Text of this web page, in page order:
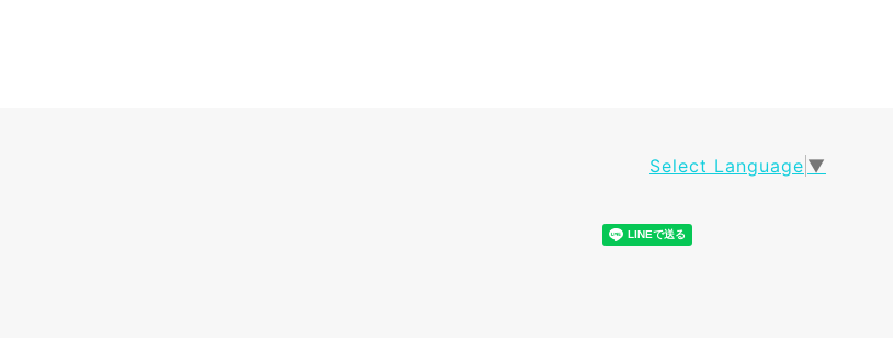
Select Language ▼